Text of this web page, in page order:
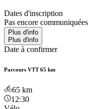
Dates d'inscription
Pas encore communiquées
Plus d'info
Plus d'info
Date à confirmer
Parcours VTT 65 km
65 km
12:30